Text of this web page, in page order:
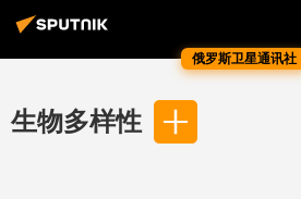
俄罗斯卫星通讯社
生物多样性